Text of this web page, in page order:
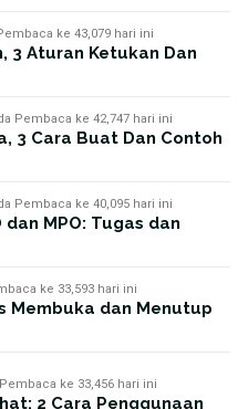
ke 43,079 hari ini
3 Aturan Ketukan Dan
Pembaca ke 42,747 hari ini
3 Cara Buat Dan Contoh
Pembaca ke 40,095 hari ini
dan MPO: Tugas dan
ke 33,593 hari ini
Membuka dan Menutup
ke 33,456 hari ini
2 Cara Penggunaan